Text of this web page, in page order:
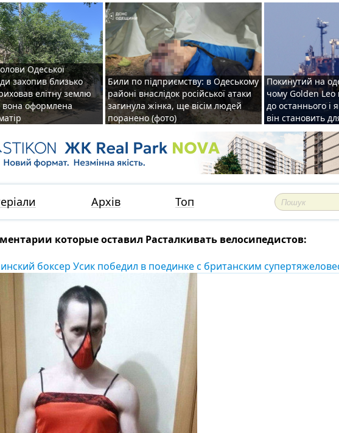
Одеської
захопив близько
елітну землю
вона оформлена
Били по підприємству: в Одеському
районі внаслідок російської атаки
загинула жінка, ще вісім людей
поранено (фото)
Покинутий на
чому Golden Leo
до останнього і
він становить
Архів Топ
которые оставил Расталкивать велосипедистов:
боксер Усик победил в поединке с британским